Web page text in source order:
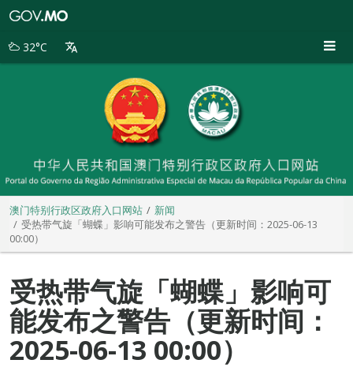
别
32°C
澳门特别行政区政府入口网站
新闻
受热带气旋「蝴蝶」影响可能发布之警告（更新时间：2025-06-13
00:00）
受热带气旋「蝴蝶」影响可
能发布之警告（更新时间：
2025-06-13 00:00）